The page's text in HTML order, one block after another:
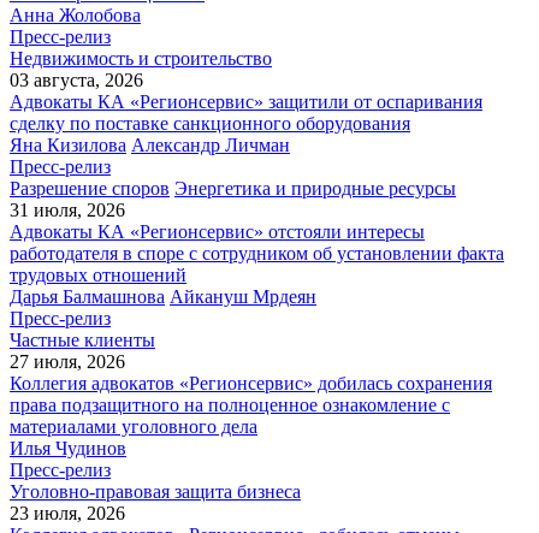
Анна Жолобова
Пресс-релиз
Недвижимость и строительство
03 августа, 2026
Адвокаты КА «Регионсервис» защитили от оспаривания
сделку по поставке санкционного оборудования
Яна Кизилова Александр Личман
Пресс-релиз
Разрешение споров Энергетика и природные ресурсы
31 июля, 2026
Адвокаты КА «Регионсервис» отстояли интересы
работодателя в споре с сотрудником об установлении факта
трудовых отношений
Дарья Балмашнова Айкануш Мрдеян
Пресс-релиз
Частные клиенты
27 июля, 2026
Коллегия адвокатов «Регионсервис» добилась сохранения
права подзащитного на полноценное ознакомление с
материалами уголовного дела
Илья Чудинов
Пресс-релиз
Уголовно-правовая защита бизнеса
23 июля, 2026